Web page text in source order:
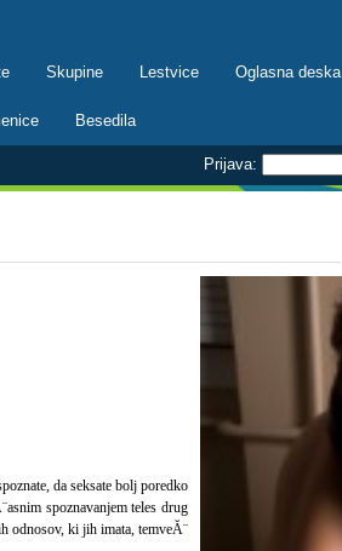
Skupine Lestvice Oglasna deska
Besedila
Prijava:
da seksate bolj poredko
spoznavanjem teles drug
odnosov, ki jih imata, temveĂ¨